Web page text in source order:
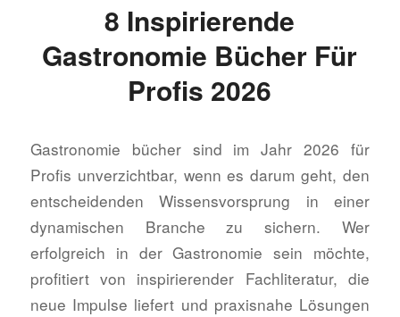
8 Inspirierende
Gastronomie Bücher Für
Profis 2026
Gastronomie bücher sind im Jahr 2026 für
Profis unverzichtbar, wenn es darum geht, den
entscheidenden Wissensvorsprung in einer
dynamischen Branche zu sichern. Wer
erfolgreich in der Gastronomie sein möchte,
profitiert von inspirierender Fachliteratur, die
neue Impulse liefert und praxisnahe Lösungen